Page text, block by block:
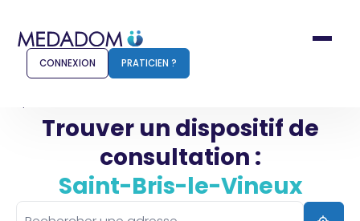
Comment ça marche ?
CONNEXION PRATICIEN ?
Trouver un dispositif de
consultation :
Saint-Bris-le-Vineux